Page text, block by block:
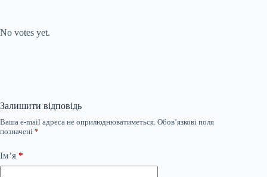
No votes yet.
Залишити відповідь
Ваша e-mail адреса не оприлюднюватиметься. Обов’язкові поля
позначені *
Ім’я *